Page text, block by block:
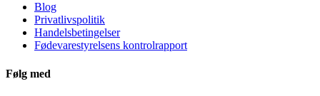
Blog
Privatlivspolitik
Handelsbetingelser
Fødevarestyrelsens kontrolrapport
Følg med